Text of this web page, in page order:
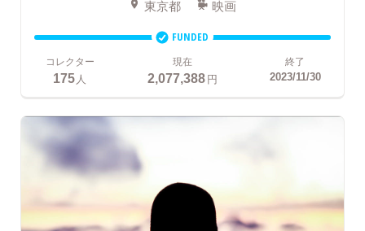
東京都 映画
FUNDED
コレクター
175 人
現在
2,077,388円
終了
2023/11/30